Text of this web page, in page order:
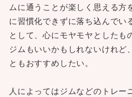
ムに通うことが楽しく思える方
に習慣化できずに落ち込んでい
として、心にモヤモヤとしたも
ジムもいいかもしれないけれど
ともおすすめしたい。
人によってはジムなどのトレー